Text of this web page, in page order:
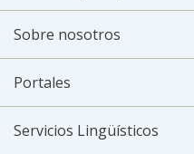
Sobre nosotros
Portales
Servicios Lingüísticos